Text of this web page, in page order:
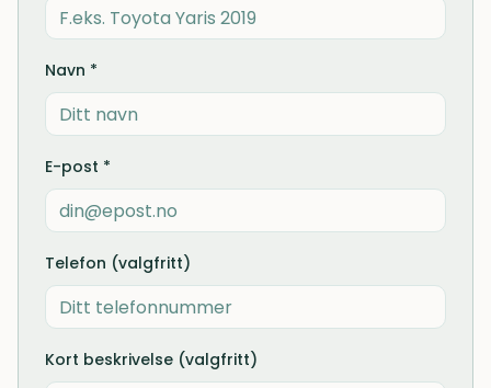
Navn *
E-post *
Telefon (valgfritt)
Kort beskrivelse (valgfritt)